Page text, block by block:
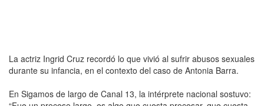
La actriz Ingrid Cruz recordó lo que vivió al sufrir abusos sexuales
durante su infancia, en el contexto del caso de Antonia Barra.
En Sigamos de largo de Canal 13, la intérprete nacional sostuvo: